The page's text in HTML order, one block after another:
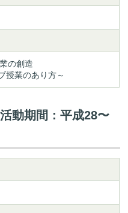
の創造
授業のあり方～
動期間：平成28〜